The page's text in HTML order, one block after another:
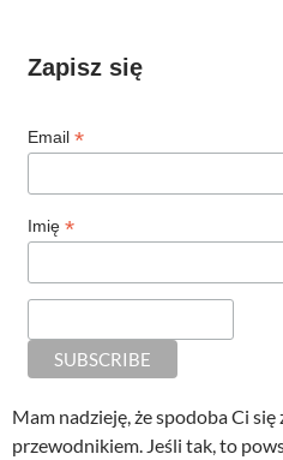
Zapisz się
Email *
Imię *
Mam nadzieję, że spodoba Ci
przewodnikiem. Jeśli tak, to